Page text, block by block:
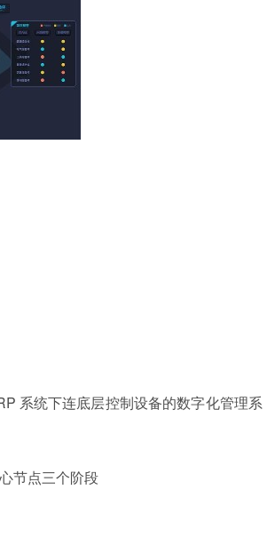
系统下连底层控制设备的数字化管理系
节点三个阶段